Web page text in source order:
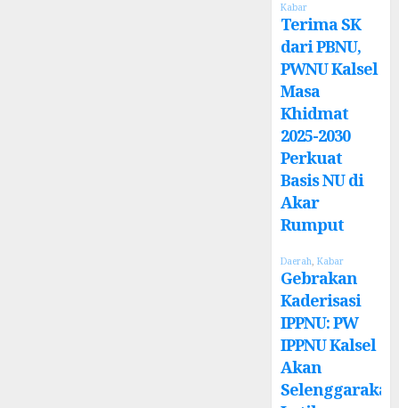
Kabar
Terima SK
dari PBNU,
PWNU Kalsel
Masa
Khidmat
2025-2030
Perkuat
Basis NU di
Akar
Rumput
Daerah,Kabar
Gebrakan
Kaderisasi
IPPNU: PW
IPPNU Kalsel
Akan
Selenggarakan